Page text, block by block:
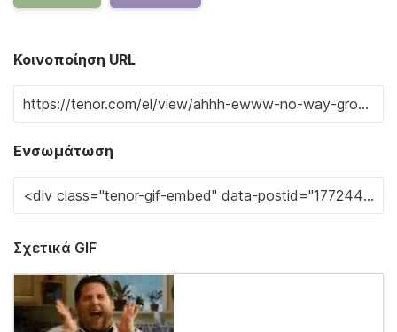
Κοινοποίηση URL
Ενσωμάτωση
Σχετικά GIF